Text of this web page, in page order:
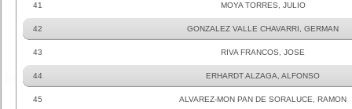
41 MOYA TORRES, JULIO
42 GONZALEZ VALLE CHAVARRI, GERMAN
43 RIVA FRANCOS, JOSE
44 ERHARDT ALZAGA, ALFONSO
45 ALVAREZ-MON PAN DE SORALUCE, RAMON